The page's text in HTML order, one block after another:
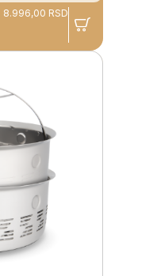
8.996,00 RSD